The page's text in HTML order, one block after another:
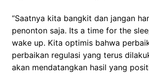
“Saatnya kita bangkit dan jangan
penonton saja. Its a time for the
wake up. Kita optimis bahwa
perbaikan regulasi yang terus
akan mendatangkan hasil yang